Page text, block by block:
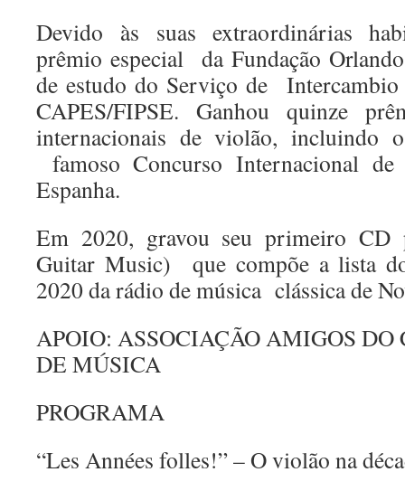
Devido às suas extraordinárias
prêmio especial da Fundação
de estudo do Serviço de
CAPES/FIPSE. Ganhou quinze
internacionais de violão, incluindo
famoso Concurso Internacional
Espanha.
Em 2020, gravou seu primeiro CD
Guitar Music) que compõe a lista
2020 da rádio de música clássica de
APOIO: ASSOCIAÇÃO AMIGOS DO
DE MÚSICA
PROGRAMA
“Les Années folles!” – O violão na